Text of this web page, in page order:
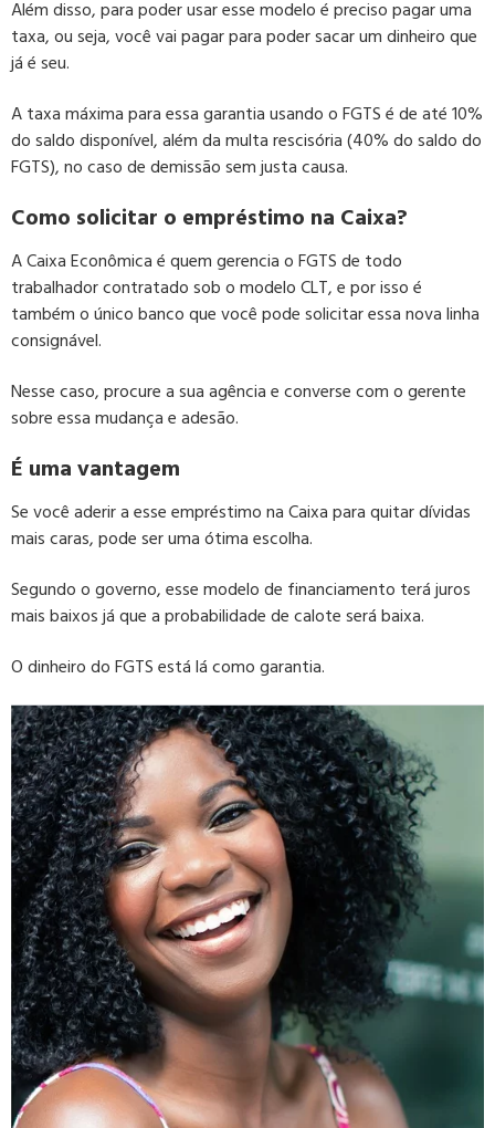
Além disso, para poder usar esse modelo é preciso pagar uma
taxa, ou seja, você vai pagar para poder sacar um dinheiro que
já é seu.
A taxa máxima para essa garantia usando o FGTS é de até 10%
do saldo disponível, além da multa rescisória (40% do saldo do
FGTS), no caso de demissão sem justa causa.
Como solicitar o empréstimo na Caixa?
A Caixa Econômica é quem gerencia o FGTS de todo
trabalhador contratado sob o modelo CLT, e por isso é
também o único banco que você pode solicitar essa nova linha
consignável.
Nesse caso, procure a sua agência e converse com o gerente
sobre essa mudança e adesão.
É uma vantagem
Se você aderir a esse empréstimo na Caixa para quitar dívidas
mais caras, pode ser uma ótima escolha.
Segundo o governo, esse modelo de financiamento terá juros
mais baixos já que a probabilidade de calote será baixa.
O dinheiro do FGTS está lá como garantia.